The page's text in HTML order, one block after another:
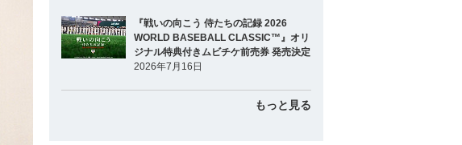
『戦いの向こう 侍たちの記録 2026
WORLD BASEBALL CLASSIC™』オリ
ジナル特典付きムビチケ前売券 発売決定
2026年7月16日
もっと見る